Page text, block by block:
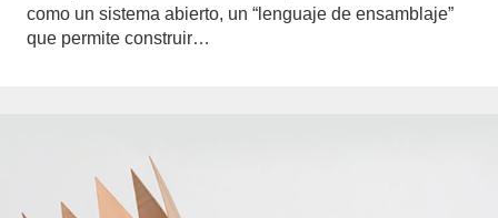
como un sistema abierto, un “lenguaje de ensamblaje”
que permite construir…